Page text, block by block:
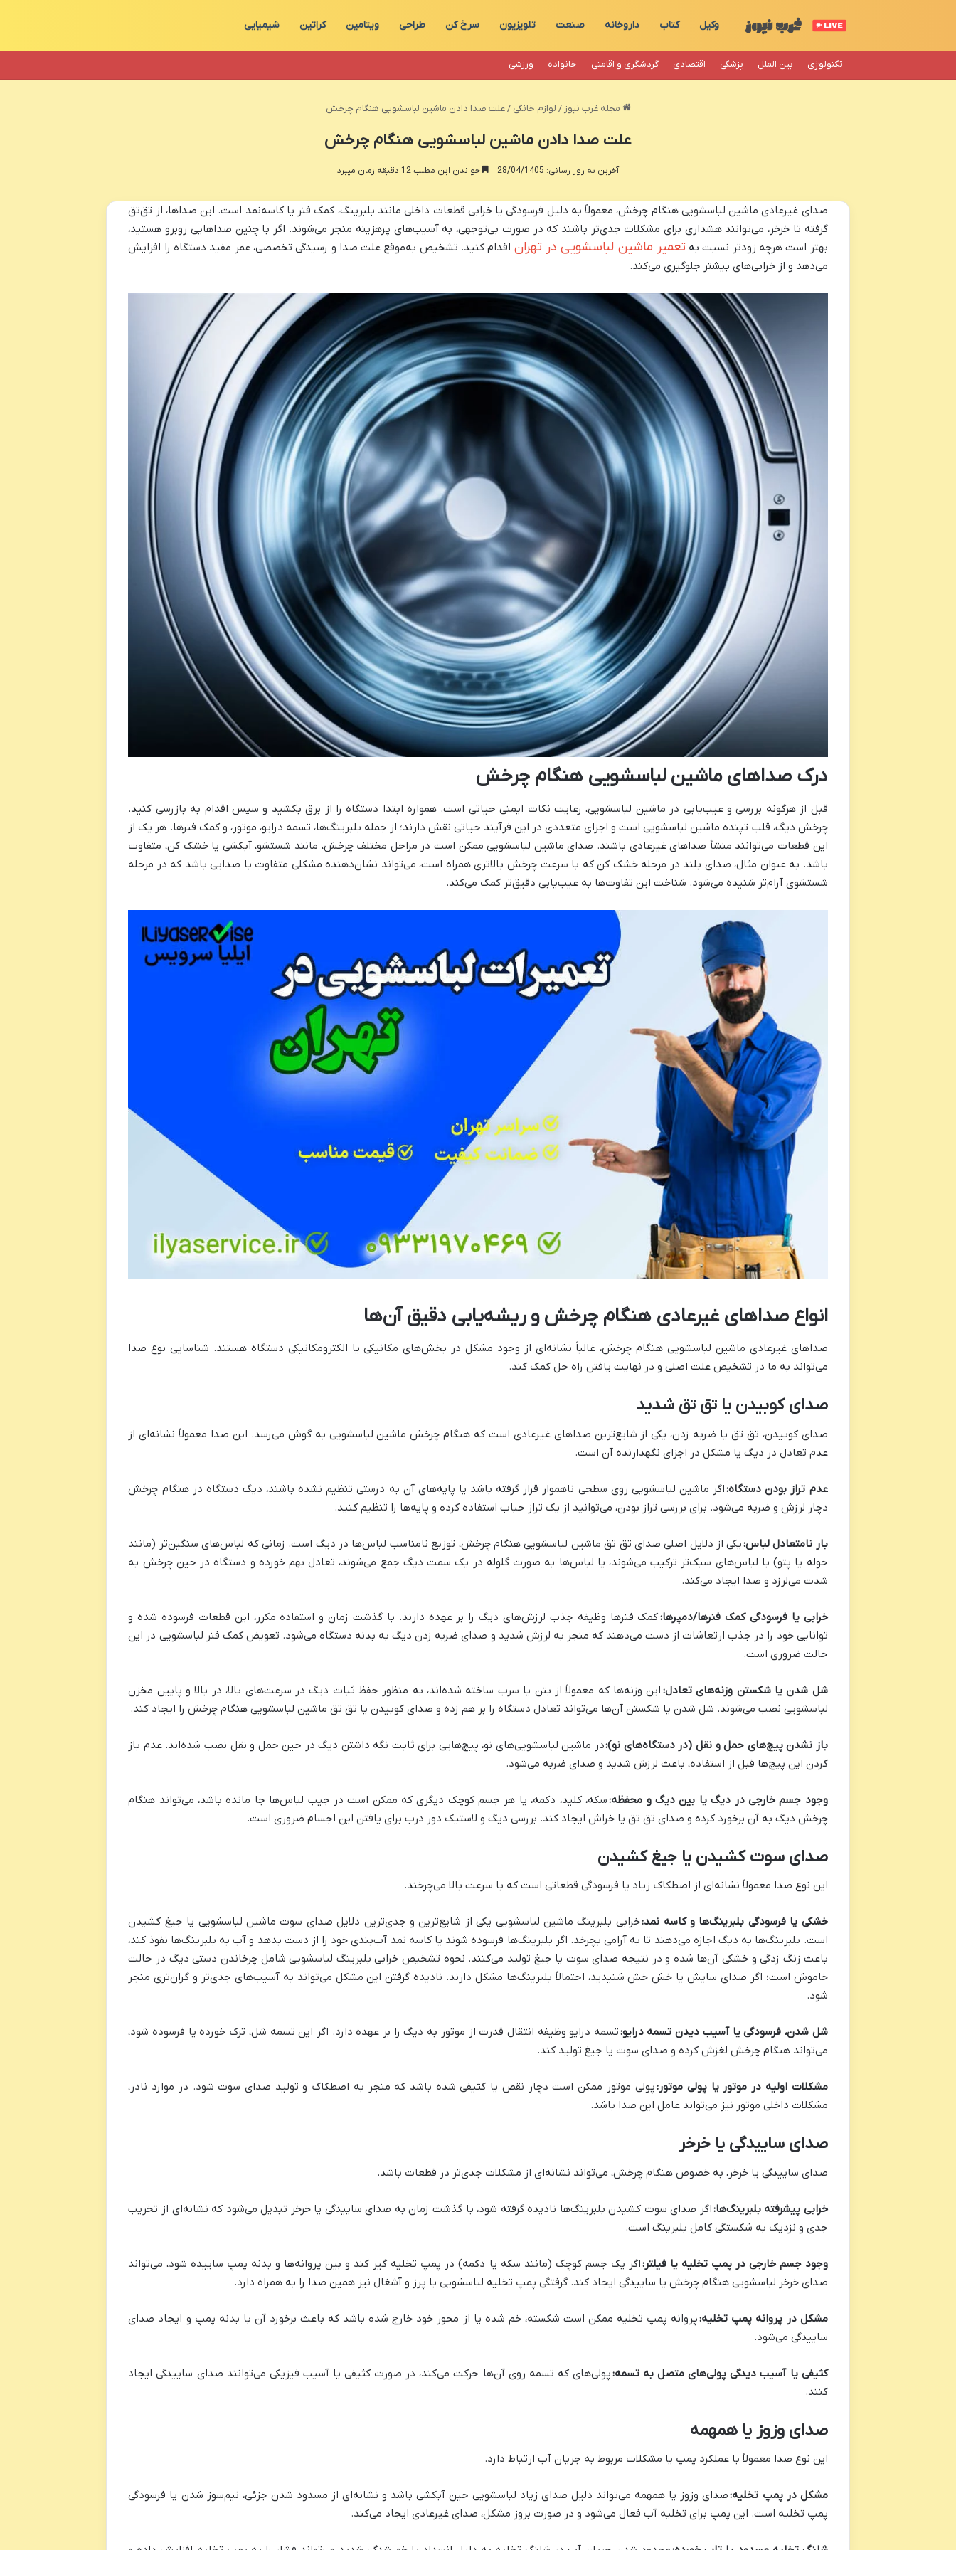
وکیل کتاب داروخانه صنعت تلویزیون سرخ کن طراحی ویتامین کراتین شیمیایی
تکنولوژی بین الملل پزشکی اقتصادی گردشگری و اقامتی خانواده ورزشی
مجله غرب نیوز / لوازم خانگی / علت صدا دادن ماشین لباسشویی هنگام چرخش
علت صدا دادن ماشین لباسشویی هنگام چرخش
آخرین به روز رسانی: 28/04/1405 خواندن این مطلب 12 دقیقه زمان میبرد
صدای غیرعادی ماشین لباسشویی هنگام چرخش، معمولاً به دلیل فرسودگی یا خرابی قطعات داخلی مانند بلبرینگ، کمک فنر یا کاسه‌نمد است. این صداها، از تق‌تق
گرفته تا خرخر، می‌توانند هشداری برای مشکلات جدی‌تر باشند که در صورت بی‌توجهی، به آسیب‌های پرهزینه منجر می‌شوند. اگر با چنین صداهایی روبرو هستید،
بهتر است هرچه زودتر نسبت به تعمیر ماشین لباسشویی در تهران اقدام کنید. تشخیص به‌موقع علت صدا و رسیدگی تخصصی، عمر مفید دستگاه را افزایش
می‌دهد و از خرابی‌های بیشتر جلوگیری می‌کند.
درک صداهای ماشین لباسشویی هنگام چرخش
قبل از هرگونه بررسی و عیب‌یابی در ماشین لباسشویی، رعایت نکات ایمنی حیاتی است. همواره ابتدا دستگاه را از برق بکشید و سپس اقدام به بازرسی کنید.
چرخش دیگ، قلب تپنده ماشین لباسشویی است و اجزای متعددی در این فرآیند حیاتی نقش دارند؛ از جمله بلبرینگ‌ها، تسمه درایو، موتور، و کمک فنرها. هر یک از
این قطعات می‌توانند منشأ صداهای غیرعادی باشند. صدای ماشین لباسشویی ممکن است در مراحل مختلف چرخش، مانند شستشو، آبکشی یا خشک کن، متفاوت
باشد. به عنوان مثال، صدای بلند در مرحله خشک کن که با سرعت چرخش بالاتری همراه است، می‌تواند نشان‌دهنده مشکلی متفاوت با صدایی باشد که در مرحله
شستشوی آرام‌تر شنیده می‌شود. شناخت این تفاوت‌ها به عیب‌یابی دقیق‌تر کمک می‌کند.
انواع صداهای غیرعادی هنگام چرخش و ریشه‌یابی دقیق آن‌ها
صداهای غیرعادی ماشین لباسشویی هنگام چرخش، غالباً نشانه‌ای از وجود مشکل در بخش‌های مکانیکی یا الکترومکانیکی دستگاه هستند. شناسایی نوع صدا
می‌تواند به ما در تشخیص علت اصلی و در نهایت یافتن راه حل کمک کند.
صدای کوبیدن یا تق تق شدید
صدای کوبیدن، تق تق یا ضربه زدن، یکی از شایع‌ترین صداهای غیرعادی است که هنگام چرخش ماشین لباسشویی به گوش می‌رسد. این صدا معمولاً نشانه‌ای از
عدم تعادل در دیگ یا مشکل در اجزای نگهدارنده آن است.
عدم تراز بودن دستگاه:اگر ماشین لباسشویی روی سطحی ناهموار قرار گرفته باشد یا پایه‌های آن به درستی تنظیم نشده باشند، دیگ دستگاه در هنگام چرخش
دچار لرزش و ضربه می‌شود. برای بررسی تراز بودن، می‌توانید از یک تراز حباب استفاده کرده و پایه‌ها را تنظیم کنید.
بار نامتعادل لباس:یکی از دلایل اصلی صدای تق تق ماشین لباسشویی هنگام چرخش، توزیع نامناسب لباس‌ها در دیگ است. زمانی که لباس‌های سنگین‌تر (مانند
حوله یا پتو) با لباس‌های سبک‌تر ترکیب می‌شوند، یا لباس‌ها به صورت گلوله در یک سمت دیگ جمع می‌شوند، تعادل بهم خورده و دستگاه در حین چرخش به
شدت می‌لرزد و صدا ایجاد می‌کند.
خرابی یا فرسودگی کمک فنرها/دمپرها:کمک فنرها وظیفه جذب لرزش‌های دیگ را بر عهده دارند. با گذشت زمان و استفاده مکرر، این قطعات فرسوده شده و
توانایی خود را در جذب ارتعاشات از دست می‌دهند که منجر به لرزش شدید و صدای ضربه زدن دیگ به بدنه دستگاه می‌شود. تعویض کمک فنر لباسشویی در این
حالت ضروری است.
شل شدن یا شکستن وزنه‌های تعادل: این وزنه‌ها که معمولاً از بتن یا سرب ساخته شده‌اند، به منظور حفظ ثبات دیگ در سرعت‌های بالا، در بالا و پایین مخزن
لباسشویی نصب می‌شوند. شل شدن یا شکستن آن‌ها می‌تواند تعادل دستگاه را بر هم زده و صدای کوبیدن یا تق تق ماشین لباسشویی هنگام چرخش را ایجاد کند.
باز نشدن پیچ‌های حمل و نقل (در دستگاه‌های نو):در ماشین لباسشویی‌های نو، پیچ‌هایی برای ثابت نگه داشتن دیگ در حین حمل و نقل نصب شده‌اند. عدم باز
کردن این پیچ‌ها قبل از استفاده، باعث لرزش شدید و صدای ضربه می‌شود.
وجود جسم خارجی در دیگ یا بین دیگ و محفظه:سکه، کلید، دکمه، یا هر جسم کوچک دیگری که ممکن است در جیب لباس‌ها جا مانده باشد، می‌تواند هنگام
چرخش دیگ به آن برخورد کرده و صدای تق تق یا خراش ایجاد کند. بررسی دیگ و لاستیک دور درب برای یافتن این اجسام ضروری است.
صدای سوت کشیدن یا جیغ کشیدن
این نوع صدا معمولاً نشانه‌ای از اصطکاک زیاد یا فرسودگی قطعاتی است که با سرعت بالا می‌چرخند.
خشکی یا فرسودگی بلبرینگ‌ها و کاسه نمد:خرابی بلبرینگ ماشین لباسشویی یکی از شایع‌ترین و جدی‌ترین دلایل صدای سوت ماشین لباسشویی یا جیغ کشیدن
است. بلبرینگ‌ها به دیگ اجازه می‌دهند تا به آرامی بچرخد. اگر بلبرینگ‌ها فرسوده شوند یا کاسه نمد آب‌بندی خود را از دست بدهد و آب به بلبرینگ‌ها نفوذ کند،
باعث زنگ زدگی و خشکی آن‌ها شده و در نتیجه صدای سوت یا جیغ تولید می‌کنند. نحوه تشخیص خرابی بلبرینگ لباسشویی شامل چرخاندن دستی دیگ در حالت
خاموش است؛ اگر صدای سایش یا خش خش شنیدید، احتمالاً بلبرینگ‌ها مشکل دارند. نادیده گرفتن این مشکل می‌تواند به آسیب‌های جدی‌تر و گران‌تری منجر
شود.
شل شدن، فرسودگی یا آسیب دیدن تسمه درایو:تسمه درایو وظیفه انتقال قدرت از موتور به دیگ را بر عهده دارد. اگر این تسمه شل، ترک خورده یا فرسوده شود،
می‌تواند هنگام چرخش لغزش کرده و صدای سوت یا جیغ تولید کند.
مشکلات اولیه در موتور یا پولی موتور:پولی موتور ممکن است دچار نقص یا کثیفی شده باشد که منجر به اصطکاک و تولید صدای سوت شود. در موارد نادر،
مشکلات داخلی موتور نیز می‌تواند عامل این صدا باشد.
صدای ساییدگی یا خرخر
صدای ساییدگی یا خرخر، به خصوص هنگام چرخش، می‌تواند نشانه‌ای از مشکلات جدی‌تر در قطعات باشد.
خرابی پیشرفته بلبرینگ‌ها:اگر صدای سوت کشیدن بلبرینگ‌ها نادیده گرفته شود، با گذشت زمان به صدای ساییدگی یا خرخر تبدیل می‌شود که نشانه‌ای از تخریب
جدی و نزدیک به شکستگی کامل بلبرینگ است.
وجود جسم خارجی در پمپ تخلیه یا فیلتر:اگر یک جسم کوچک (مانند سکه یا دکمه) در پمپ تخلیه گیر کند و بین پروانه‌ها و بدنه پمپ ساییده شود، می‌تواند
صدای خرخر لباسشویی هنگام چرخش یا ساییدگی ایجاد کند. گرفتگی پمپ تخلیه لباسشویی با پرز و آشغال نیز همین صدا را به همراه دارد.
مشکل در پروانه پمپ تخلیه:پروانه پمپ تخلیه ممکن است شکسته، خم شده یا از محور خود خارج شده باشد که باعث برخورد آن با بدنه پمپ و ایجاد صدای
ساییدگی می‌شود.
کثیفی یا آسیب دیدگی پولی‌های متصل به تسمه:پولی‌های که تسمه روی آن‌ها حرکت می‌کند، در صورت کثیفی یا آسیب فیزیکی می‌توانند صدای ساییدگی ایجاد
کنند.
صدای وزوز یا همهمه
این نوع صدا معمولاً با عملکرد پمپ یا مشکلات مربوط به جریان آب ارتباط دارد.
مشکل در پمپ تخلیه:صدای وزوز یا همهمه می‌تواند دلیل صدای زیاد لباسشویی حین آبکشی باشد و نشانه‌ای از مسدود شدن جزئی، نیم‌سوز شدن یا فرسودگی
پمپ تخلیه است. این پمپ برای تخلیه آب فعال می‌شود و در صورت بروز مشکل، صدای غیرعادی ایجاد می‌کند.